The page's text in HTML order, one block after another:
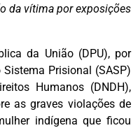
da vítima por exposições
da União (DPU), por
Prisional (SASP)
Humanos (DNDH),
as graves violações de
indígena que ficou